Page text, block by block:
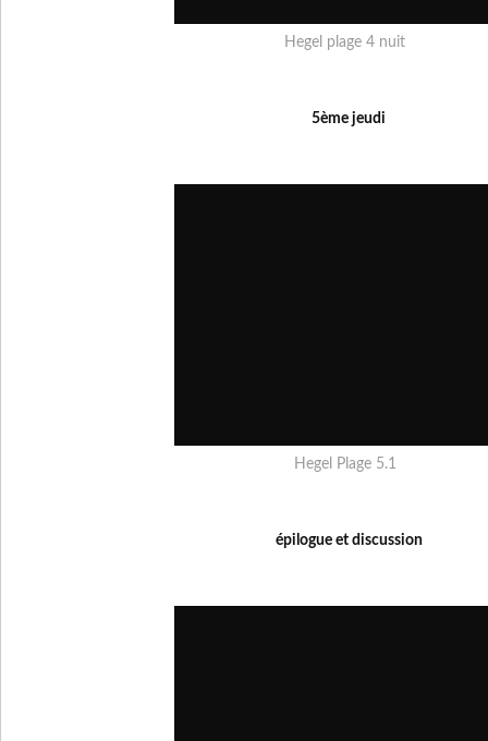
Hegel plage 4 nuit
5ème jeudi
Hegel Plage 5.1
épilogue et discussion